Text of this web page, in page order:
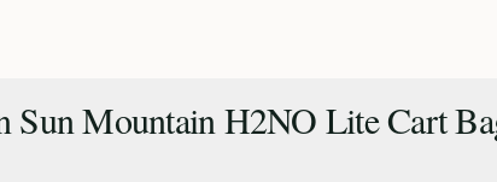
Sun Mountain H2NO Lite Cart